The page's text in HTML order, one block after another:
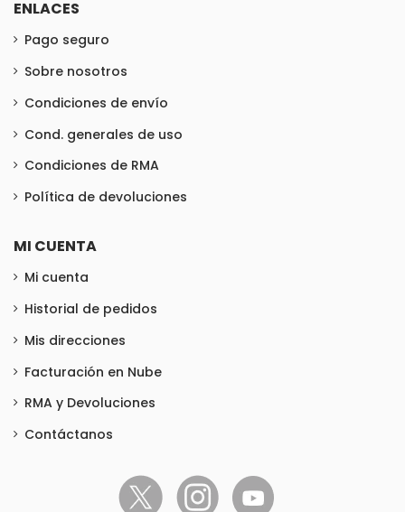
ENLACES
Pago seguro
Sobre nosotros
Condiciones de envío
Cond. generales de uso
Condiciones de RMA
Política de devoluciones
MI CUENTA
Mi cuenta
Historial de pedidos
Mis direcciones
Facturación en Nube
RMA y Devoluciones
Contáctanos